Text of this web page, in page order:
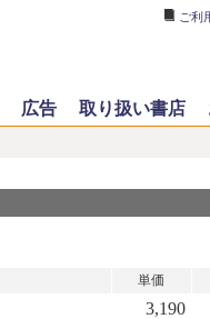
ご利
広告 取り扱い書店
単価
3,190